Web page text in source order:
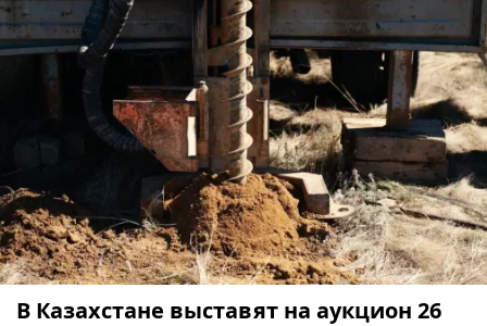
В Казахстане выставят на аукцион 26